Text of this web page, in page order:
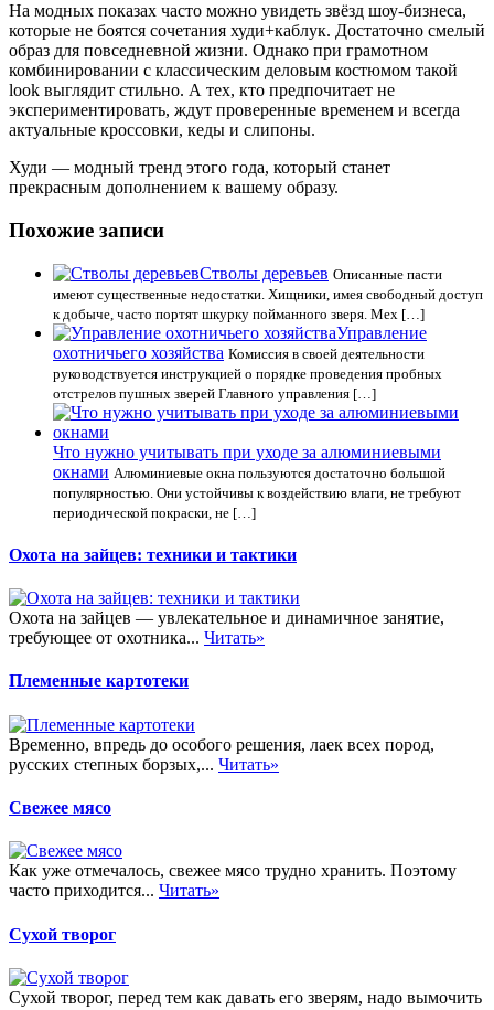
На модных показах часто можно увидеть звёзд шоу-бизнеса,
которые не боятся сочетания худи+каблук. Достаточно смелый
образ для повседневной жизни. Однако при грамотном
комбинировании с классическим деловым костюмом такой
look выглядит стильно. А тех, кто предпочитает не
экспериментировать, ждут проверенные временем и всегда
актуальные кроссовки, кеды и слипоны.
Худи — модный тренд этого года, который станет
прекрасным дополнением к вашему образу.
Похожие записи
Стволы деревьев Описанные пасти
имеют существенные недостатки. Хищники, имея свободный доступ
к добыче, часто портят шкурку пойманного зверя. Мех […]
Управление
охотничьего хозяйства Комиссия в своей деятельности
руководствуется инструкцией о порядке проведения пробных
отстрелов пушных зверей Главного управления […]
Что нужно учитывать при уходе за алюминиевыми
окнами Алюминиевые окна пользуются достаточно большой
популярностью. Они устойчивы к воздействию влаги, не требуют
периодической покраски, не […]
Охота на зайцев: техники и тактики
Охота на зайцев — увлекательное и динамичное занятие,
требующее от охотника... Читать»
Племенные картотеки
Временно, впредь до особого решения, лаек всех пород,
русских степных борзых,... Читать»
Свежее мясо
Как уже отмечалось, свежее мясо трудно хранить. Поэтому
часто приходится... Читать»
Сухой творог
Сухой творог, перед тем как давать его зверям, надо вымочить